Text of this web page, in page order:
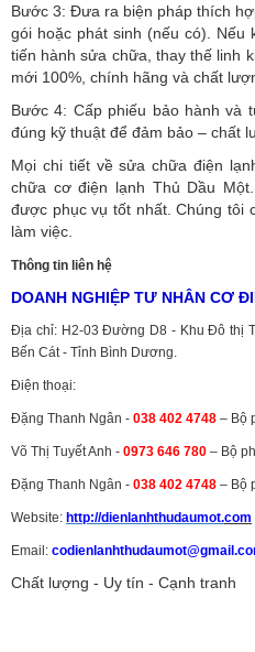
Bước 3: Đưa ra biện pháp thích
gói hoặc phát sinh (nếu có). Nếu
tiến hành sửa chữa, thay thế linh
mới 100%, chính hãng và chất
Bước 4: Cấp phiếu bảo hành và
đúng kỹ thuật để đảm bảo – chất
Mọi chi tiết về sửa chữa điện
chữa cơ điện lạnh Thủ Dầu
được phục vụ tốt nhất. Chúng tôi
làm việc.
Thông tin liên hệ
DOANH NGHIỆP TƯ NHÂN CƠ
Địa chỉ: H2-03 Đường D8 - Khu Đô thị
Bến Cát - Tỉnh Bình Dương.
Điện thoại:
Đặng Thanh Ngân - 038 402 4748 – Bộ
Võ Thị Tuyết Anh - 0973 646 780 – Bộ
Đặng Thanh Ngân - 038 402 4748 – Bộ
Website: http://dienlanhthudaumot.com
Email:
Chất lượng - Uy tín - Cạnh tranh